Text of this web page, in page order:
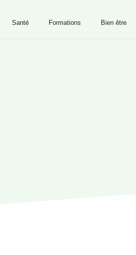
Santé Formations Bien être